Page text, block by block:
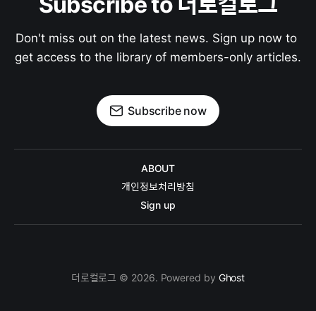
Don't miss out on the latest news. Sign up now to
get access to the library of members-only articles.
Subscribe now
ABOUT
개인정보처리방침
Sign up
더로컬로그 © 2026. Powered by Ghost